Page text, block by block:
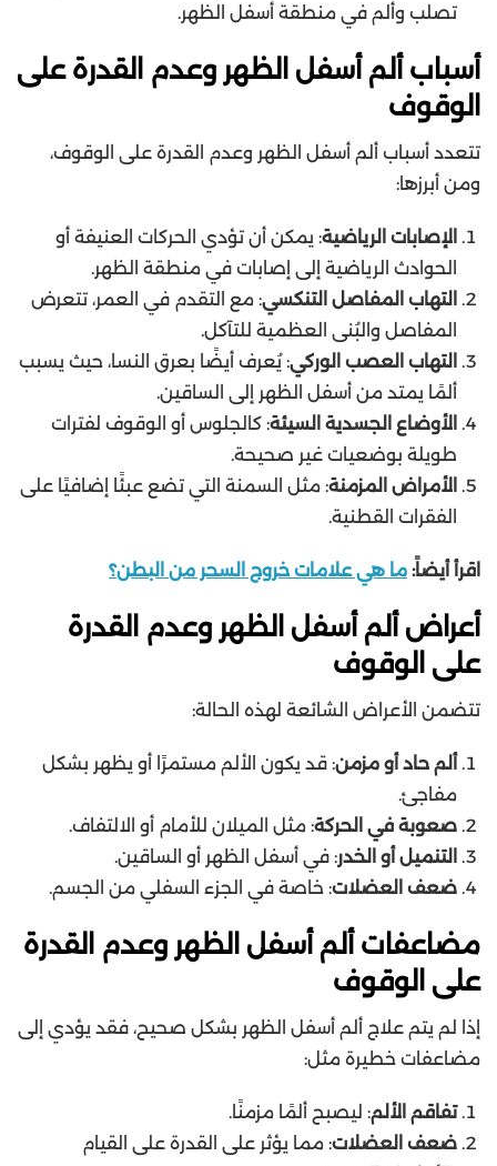
تصلب وألم في منطقة أسفل الظهر.
أسباب ألم أسفل الظهر وعدم القدرة على
الوقوف
تتعدد أسباب ألم أسفل الظهر وعدم القدرة على الوقوف،
ومن أبرزها:
الإصابات الرياضية: يمكن أن تؤدي الحركات العنيفة أو
الحوادث الرياضية إلى إصابات في منطقة الظهر.
التهاب المفاصل التنكسي: مع التقدم في العمر، تتعرض
المفاصل والبُنى العظمية للتآكل.
التهاب العصب الوركي: يُعرف أيضًا بعرق النسا، حيث يسبب
ألمًا يمتد من أسفل الظهر إلى الساقين.
الأوضاع الجسدية السيئة: كالجلوس أو الوقوف لفترات
طويلة بوضعيات غير صحيحة.
الأمراض المزمنة: مثل السمنة التي تضع عبئًا إضافيًا على
الفقرات القطنية.
اقرأ أيضاً: ما هي علامات خروج السحر من البطن؟
أعراض ألم أسفل الظهر وعدم القدرة
على الوقوف
تتضمن الأعراض الشائعة لهذه الحالة:
ألم حاد أو مزمن: قد يكون الألم مستمرًا أو يظهر بشكل
مفاجئ.
صعوبة في الحركة: مثل الميلان للأمام أو الالتفاف.
التنميل أو الخدر: في أسفل الظهر أو الساقين.
ضعف العضلات: خاصة في الجزء السفلي من الجسم.
مضاعفات ألم أسفل الظهر وعدم القدرة
على الوقوف
إذا لم يتم علاج ألم أسفل الظهر بشكل صحيح، فقد يؤدي إلى
مضاعفات خطيرة مثل:
تفاقم الألم: ليصبح ألمًا مزمنًا.
ضعف العضلات: مما يؤثر على القدرة على القيام